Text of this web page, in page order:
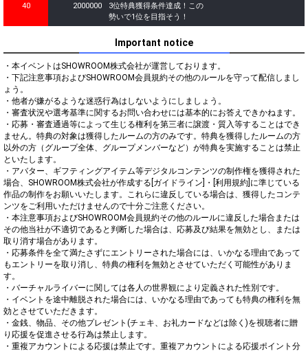
40 2000000
3位特典獲得条件達成！この
勢いで1位を目指そう！
Important notice
・本イベントはSHOWROOM株式会社が運営しております。
・下記注意事項およびSHOWROOM会員規約その他のルールを守って配信しまし
ょう。
・他者が嫌がるような迷惑行為はしないようにしましょう。
・審査状況や選考基準に関するお問い合わせには基本的にお答えできかねます。
・応募・審査通過等によって生じる権利を第三者に譲渡・質入等することはでき
ません。特典の対象は獲得したルームの方のみです。特典を獲得したルームの方
以外の方（グループ全体、グループメンバーなど）が特典を実施することは禁止
といたします。
・アバター、ギフティングアイテム等デジタルコンテンツの制作権を獲得された
場合、SHOWROOM株式会社が作成する[ガイドライン]・[利用規約]に準じている
作品の制作をお願いいたします。これらに違反している場合は、獲得したコンテ
ンツをご利用いただけませんので十分ご注意ください。
・本注意事項およびSHOWROOM会員規約その他のルールに違反した場合または
その他当社が不適切であると判断した場合は、応募及び結果を無効とし、または
取り消す場合があります。
・応募条件を全て満たさずにエントリーされた場合には、いかなる理由であって
もエントリーを取り消し、特典の権利を無効とさせていただく可能性がありま
す。
・バーチャルライバーに関しては各人の世界観により定義された性別です。
・イベントを途中離脱された場合には、いかなる理由であっても特典の権利を無
効とさせていただきます。
・金銭、物品、その他プレゼント(チェキ、お礼カードなどは除く)を視聴者に贈
り応援を促進させる行為は禁止します。
・重複アカウントによる応援は禁止です。重複アカウントによる応援ポイント分